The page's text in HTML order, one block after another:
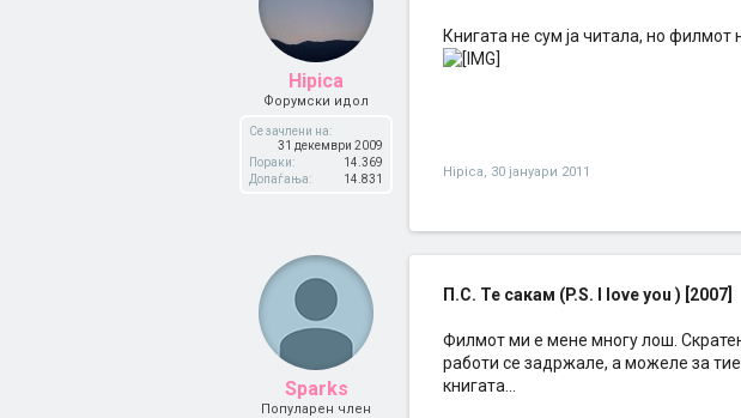
Hipica
Форумски идол
Се зачлени на:
31 декември 2009
Пораки:
14.369
Допаѓања:
14.831
Книгата не сум ја читала, но
Hipica, 30 јануари 2011
Sparks
Популарен член
П.С. Те сакам (P.S. I love you ) [2007]
Филмот ми е мене многу лош.
работи се задржале, а можеле за
книгата...